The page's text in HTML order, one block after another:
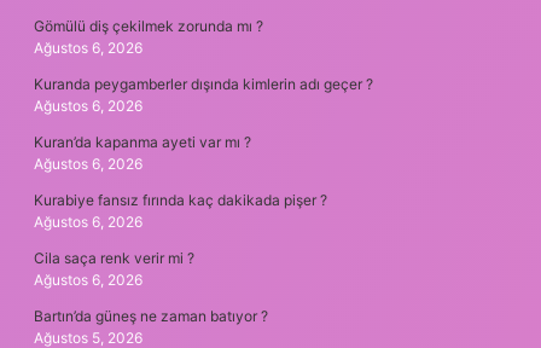
Gömülü diş çekilmek zorunda mı ?
Ağustos 6, 2026
Kuranda peygamberler dışında kimlerin adı geçer ?
Ağustos 6, 2026
Kuran’da kapanma ayeti var mı ?
Ağustos 6, 2026
Kurabiye fansız fırında kaç dakikada pişer ?
Ağustos 6, 2026
Cila saça renk verir mi ?
Ağustos 6, 2026
Bartın’da güneş ne zaman batıyor ?
Ağustos 5, 2026